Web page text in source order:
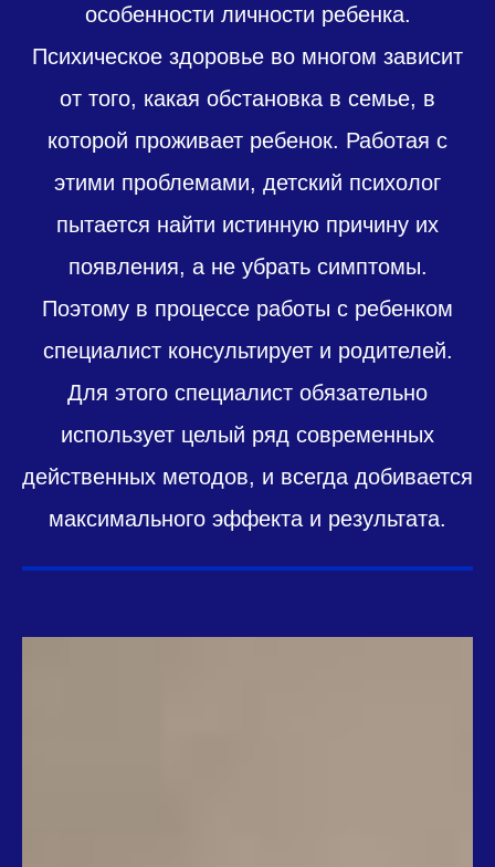
особенности личности ребенка.
Психическое здоровье во многом зависит
от того, какая обстановка в семье, в
которой проживает ребенок. Работая с
этими проблемами, детский психолог
пытается найти истинную причину их
появления, а не убрать симптомы.
Поэтому в процессе работы с ребенком
специалист консультирует и родителей.
Для этого специалист обязательно
использует целый ряд современных
действенных методов, и всегда добивается
максимального эффекта и результата.